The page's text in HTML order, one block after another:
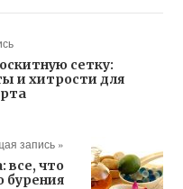
сетку:
и хитрости для
запись »
все, что
бурения